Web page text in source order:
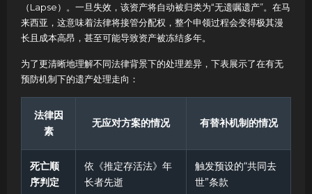
（Lapse）。一旦失效，该资产将自动被归类为“无遗嘱遗产”。在马
来西亚，这意味着法律将接管分配权，整个申领过程会变得极其漫
长且成本高昂，甚至可能导致资产被冻结多年。
为了更清晰地理解不同法律背景下的处理差异，下表展示了在有无
预防机制下的遗产处理走向：
法律因
素
无应对方案的情况 有替补机制的情况
死亡顺
序判定
依《推定存活法》年
长者先逝
触发预设的“共同去
世”条款